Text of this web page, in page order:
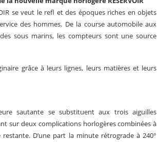
se veut le refl et des époques riches en objets
des hommes. De la course automobile aux
sous marins, les compteurs sont une source
grâce à leurs lignes, leurs matières et leurs
sautante se substituent aux trois aiguilles
sur deux complications horlogères combinées à
D’une part la minute rétrograde à 240°
Les grandes complications